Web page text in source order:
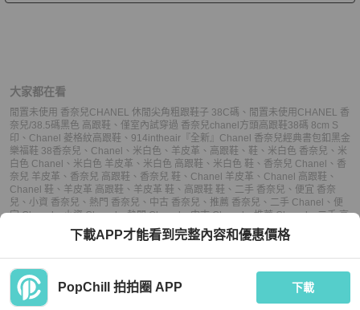
大家都在看
閒置未使用 香奈兒CHANEL 休閒尖角粗跟鞋子 38C碼 、 閒置未使用CHANEL 香
奈兒/38.5碼黑色 高跟鞋 、 僅室內試穿過 香奈兒chanel方頭高跟鞋38碼 8cm S
印 、 Chanel 菱格紋高跟鞋 、 914intheair『全新』Chanel 香奈兒經典書包釦黑金
樂福鞋 38香奈兒 、 Chanel 、 米白色 、 羊皮革 、 高跟鞋 、 鞋 、 米白色 香奈兒 、 米
白色 Chanel 、 米白色 羊皮革 、 米白色 高跟鞋 、 米白色 鞋 、 香奈兒 Chanel 、 香
奈兒 羊皮革 、 香奈兒 高跟鞋 、 香奈兒 鞋 、 Chanel 羊皮革 、 Chanel 高跟鞋 、
Chanel 鞋 、 羊皮革 高跟鞋 、 羊皮革 鞋 、 高跟鞋 鞋 、 二手 香奈兒 、 便宜 香奈
兒 、 小資 香奈兒 、 熱門 香奈兒 、 中古 香奈兒 、 推薦 香奈兒 、 二手 Chanel 、 便
宜 Chanel、小資 Chanel、熱門 Chanel、中古 Chanel、推薦 Chanel、二手 高
便宜 高跟鞋、 小資 高跟鞋、熱門 高跟鞋 、中古 高跟鞋、 推薦 高跟鞋
、 小資 鞋 、 熱門 鞋、中古 鞋、推薦 鞋
下載APP才能看到完整內容和優惠價格
PopChill 拍拍圈 APP 下載